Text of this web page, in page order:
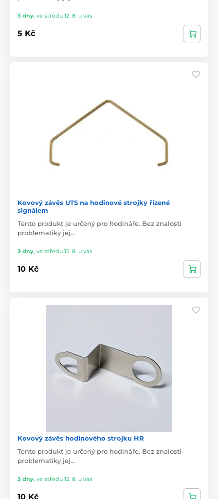
3 dny, ve středu 12. 8. u vás
5 Kč
Kovový závěs UTS na hodinové strojky řízené
signálem
Tento produkt je určený pro hodináře. Bez znalosti
problematiky jej…
3 dny, ve středu 12. 8. u vás
10 Kč
Kovový závěs hodinového strojku HR
Tento produkt je určený pro hodináře. Bez znalosti
problematiky jej…
3 dny, ve středu 12. 8. u vás
10 Kč